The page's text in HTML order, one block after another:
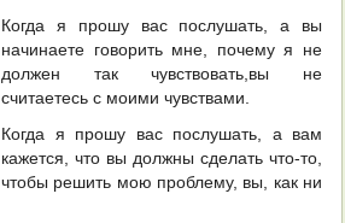
Когда я прошу вас послушать, а вы
начинаете говорить мне, почему я не
должен так чувствовать,вы не
считаетесь с моими чувствами.
Когда я прошу вас послушать, а вам
кажется, что вы должны сделать что-то,
чтобы решить мою проблему, вы, как ни